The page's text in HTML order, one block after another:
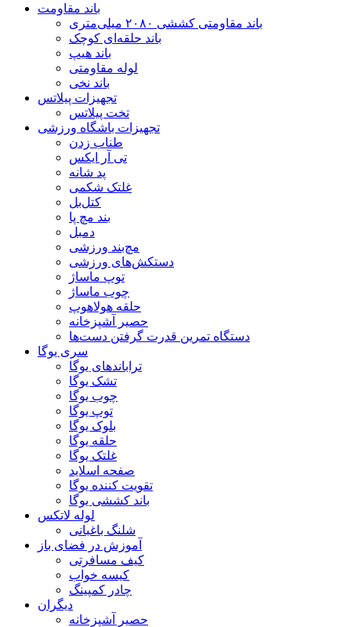
باند مقاومت
باند مقاومتی کششی ۲۰۸۰ میلی‌متری
باند حلقه‌ای کوچک
باند هیپ
لوله مقاومتی
باند نخی
تجهیزات پیلاتس
تخت پیلاتس
تجهیزات باشگاه ورزشی
طناب زدن
تی آر ایکس
پد شانه
غلتک شکمی
کتل‌بل
بند مچ پا
دمبل
مچ‌بند ورزشی
دستکش‌های ورزشی
توپ ماساژ
چوب ماساژ
حلقه هولاهوپ
حصیر آشپزخانه
دستگاه تمرین قدرت گرفتن دست‌ها
سری یوگا
تراباندهای یوگا
تشک یوگا
چوب یوگا
توپ یوگا
بلوک یوگا
حلقه یوگا
غلتک یوگا
صفحه اسلاید
تقویت کننده یوگا
باند کششی یوگا
لوله لاتکس
شلنگ باغبانی
آموزش در فضای باز
کیف مسافرتی
کیسه خواب
چادر کمپینگ
دیگران
حصیر آشپزخانه